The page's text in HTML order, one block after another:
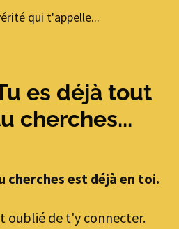
qui t'appelle...
es déjà tout
cherches...
cherches est déjà en toi.
oublié de t'y connecter.